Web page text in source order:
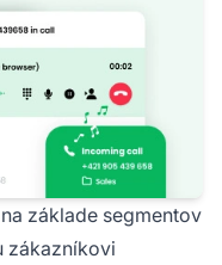
základe segmentov
zákazníkovi